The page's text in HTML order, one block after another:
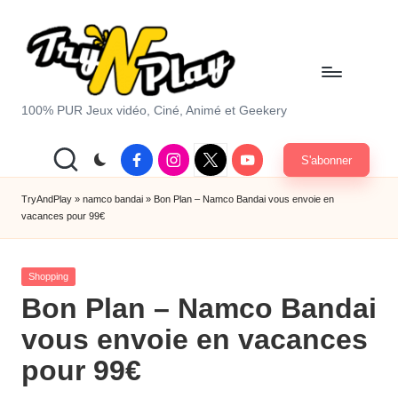
T
y
A
n
d
P
la
y.
100% PUR Jeux vidéo, Ciné, Animé et Geekery
FacebookInstagram
X
|
Twitter
Youtube S'abonner
TryAndPlay » namco bandai » Bon Plan – Namco Bandai vous envoie en
vacances pour 99€
Posted
Shopping
Bon Plan – Namco Bandai
vous envoie en vacances
pour 99€